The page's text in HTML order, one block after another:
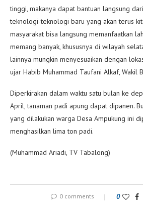
tinggi, makanya dapat bantuan langsung
teknologi-teknologi baru yang akan terus
masyarakat bisa langsung memanfaatkan
memang banyak, khususnya di wilayah
lainnya mungkin menyesuaikan dengan
ujar Habib Muhammad Taufani Alkaf, Wakil
Diperkirakan dalam waktu satu bulan ke
April, tanaman padi apung dapat dipanen.
yang dilakukan warga Desa Ampukung ini
menghasilkan lima ton padi.
(Muhammad Ariadi, TV Tabalong)
0 comments 0